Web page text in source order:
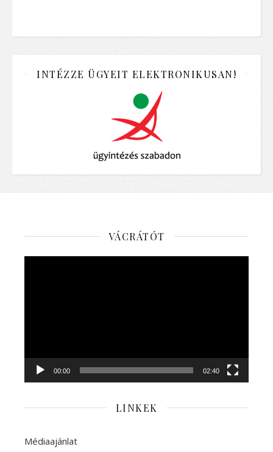
INTÉZZE ÜGYEIT ELEKTRONIKUSAN!
VÁCRÁTÓT
00:00 02:40
LINKEK
Médiaajánlat